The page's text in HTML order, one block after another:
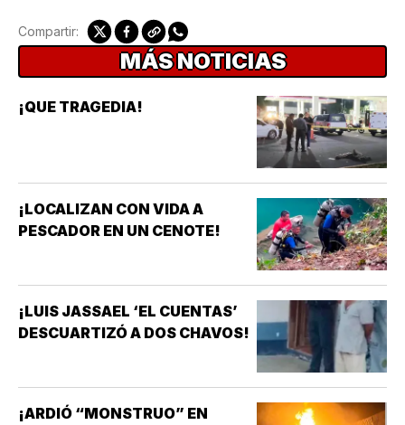
Compartir:
MÁS NOTICIAS
¡QUE TRAGEDIA!
¡LOCALIZAN CON VIDA A
PESCADOR EN UN CENOTE!
¡LUIS JASSAEL ‘EL CUENTAS’
DESCUARTIZÓ A DOS CHAVOS!
¡ARDIÓ “MONSTRUO” EN